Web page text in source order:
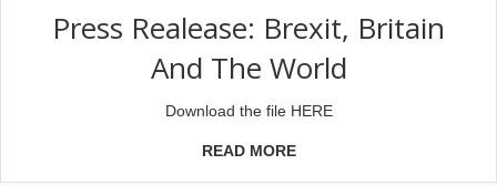
Press Realease: Brexit, Britain
And The World
Download the file HERE
READ MORE